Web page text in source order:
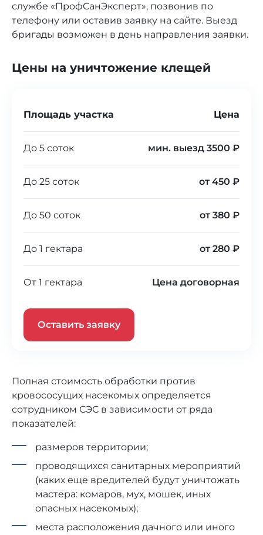
службе «ПрофСанЭксперт», позвонив по
телефону или оставив заявку на сайте. Выезд
бригады возможен в день направления заявки.
Цены на уничтожение клещей
Площадь участка Цена
До 5 соток мин. выезд 3500 ₽
До 25 соток от 450 ₽
До 50 соток от 380 ₽
До 1 гектара от 280 ₽
От 1 гектара Цена договорная
Оставить заявку
Полная стоимость обработки против
кровососущих насекомых определяется
сотрудником СЭС в зависимости от ряда
показателей:
размеров территории;
проводящихся санитарных мероприятий
(каких еще вредителей будут уничтожать
мастера: комаров, мух, мошек, иных
опасных насекомых);
места расположения дачного или иного